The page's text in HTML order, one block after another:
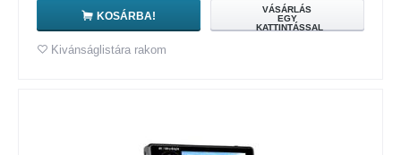
KOSÁRBA!
VÁSÁRLÁS
EGY
KATTINTÁSSAL
Kivánságlistára rakom